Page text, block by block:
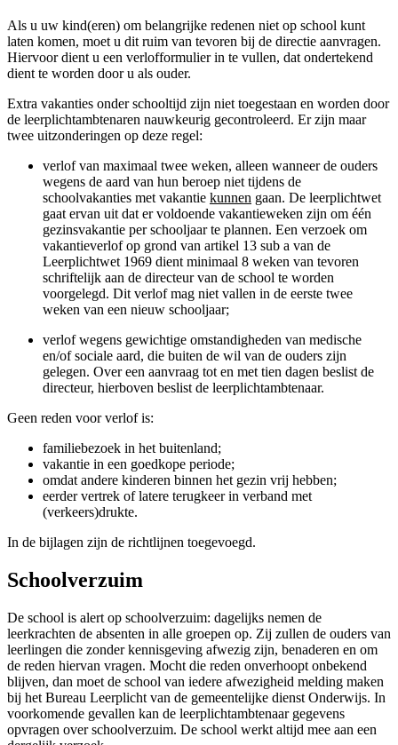
Als u uw kind(eren) om belangrijke redenen niet op school kunt
laten komen, moet u dit ruim van tevoren bij de directie aanvragen.
Hiervoor dient u een verlofformulier in te vullen, dat ondertekend
dient te worden door u als ouder.
Extra vakanties onder schooltijd zijn niet toegestaan en worden door
de leerplichtambtenaren nauwkeurig gecontroleerd. Er zijn maar
twee uitzonderingen op deze regel:
verlof van maximaal twee weken, alleen wanneer de ouders
wegens de aard van hun beroep niet tijdens de
schoolvakanties met vakantie kunnen gaan. De leerplichtwet
gaat ervan uit dat er voldoende vakantieweken zijn om één
gezinsvakantie per schooljaar te plannen. Een verzoek om
vakantieverlof op grond van artikel 13 sub a van de
Leerplichtwet 1969 dient minimaal 8 weken van tevoren
schriftelijk aan de directeur van de school te worden
voorgelegd. Dit verlof mag niet vallen in de eerste twee
weken van een nieuw schooljaar;
verlof wegens gewichtige omstandigheden van medische
en/of sociale aard, die buiten de wil van de ouders zijn
gelegen. Over een aanvraag tot en met tien dagen beslist de
directeur, hierboven beslist de leerplichtambtenaar.
Geen reden voor verlof is:
familiebezoek in het buitenland;
vakantie in een goedkope periode;
omdat andere kinderen binnen het gezin vrij hebben;
eerder vertrek of latere terugkeer in verband met
(verkeers)drukte.
In de bijlagen zijn de richtlijnen toegevoegd.
Schoolverzuim
De school is alert op schoolverzuim: dagelijks nemen de
leerkrachten de absenten in alle groepen op. Zij zullen de ouders van
leerlingen die zonder kennisgeving afwezig zijn, benaderen en om
de reden hiervan vragen. Mocht die reden onverhoopt onbekend
blijven, dan moet de school van iedere afwezigheid melding maken
bij het Bureau Leerplicht van de gemeentelijke dienst Onderwijs. In
voorkomende gevallen kan de leerplichtambtenaar gegevens
opvragen over schoolverzuim. De school werkt altijd mee aan een